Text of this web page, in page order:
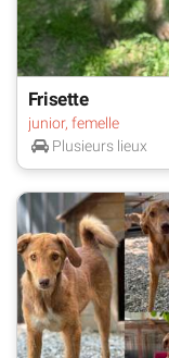
Frisette
junior, femelle
Plusieurs lieux